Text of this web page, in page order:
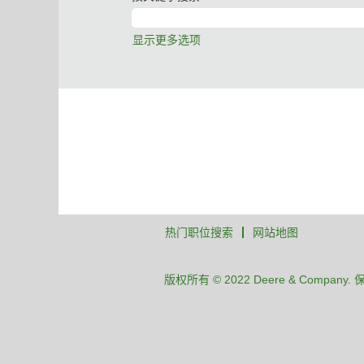
显示更多选项
热门职位搜索 网站地图
版权所有 © 2022 Deere & Company. 保